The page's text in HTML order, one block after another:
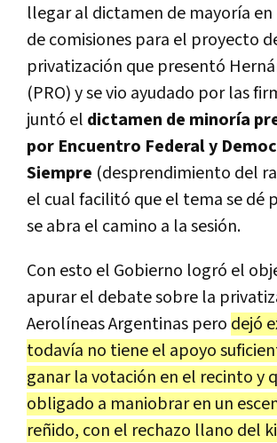
llegar al dictamen de mayoría
de comisiones para el proyecto
privatización que presentó
(PRO) y se vio ayudado por las
juntó el dictamen de minoría
por Encuentro Federal y
Siempre (desprendimiento del
el cual facilitó que el tema se dé
se abra el camino a la sesión.
Con esto el Gobierno logró el
apurar el debate sobre la
Aerolíneas Argentinas pero dejó
todavía no tiene el apoyo
ganar la votación en el recinto y
obligado a maniobrar en un
reñido, con el rechazo llano del